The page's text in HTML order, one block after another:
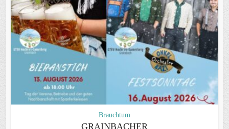
Brauchtum
GRAINBACHER